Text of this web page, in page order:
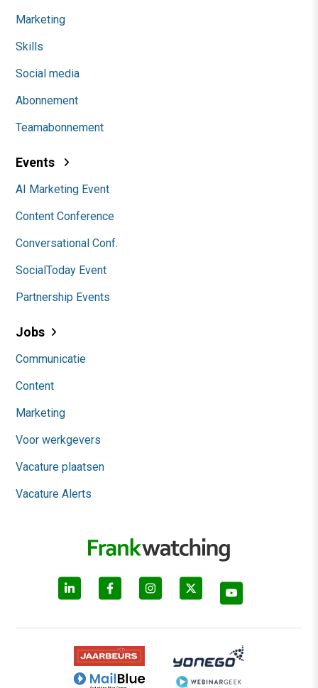
Marketing
Skills
Social media
Abonnement
Teamabonnement
Events
AI Marketing Event
Content Conference
Conversational Conf.
SocialToday Event
Partnership Events
Jobs
Communicatie
Content
Marketing
Voor werkgevers
Vacature plaatsen
Vacature Alerts